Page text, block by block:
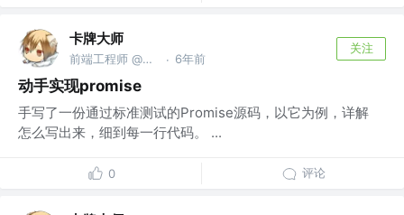
卡牌大师
前端工程师 @前腾讯工程师 · 6年前
关注
动手实现promise
手写了一份通过标准测试的Promise源码，以它为例，详解
怎么写出来，细到每一行代码。 ...
0 评论